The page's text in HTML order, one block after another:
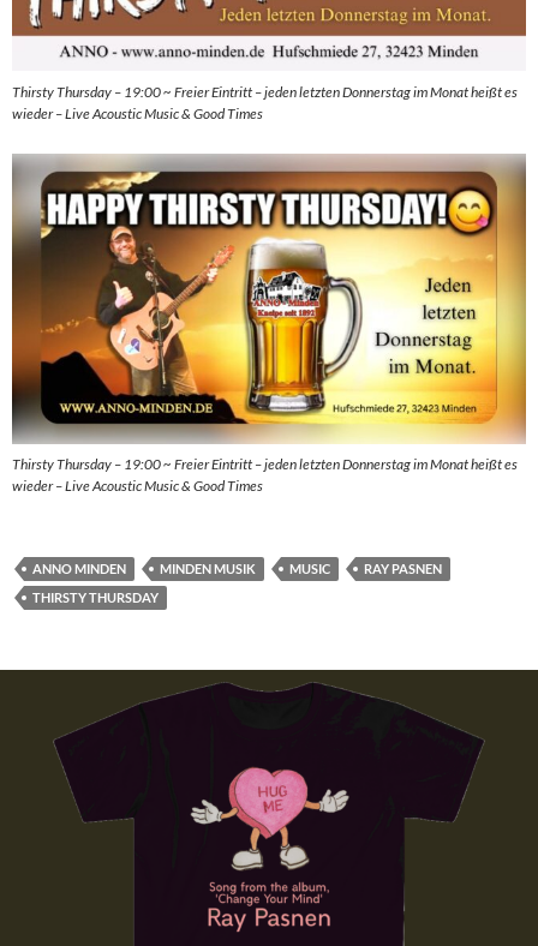
Thirsty Thursday – 19:00 ~ Freier Eintritt – jeden letzten Donnerstag im Monat heißt es
wieder – Live Acoustic Music & Good Times
Thirsty Thursday – 19:00 ~ Freier Eintritt – jeden letzten Donnerstag im Monat heißt es
wieder – Live Acoustic Music & Good Times
ANNO MINDEN MINDEN MUSIK MUSIC
RAY PASNEN
THIRSTY THURSDAY